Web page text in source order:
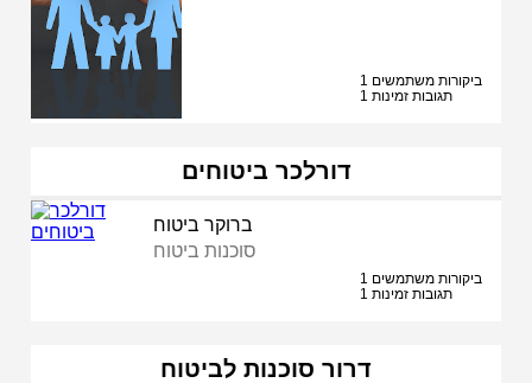
1 ביקורות משתמשים
1 תגובות זמינות
דורלכר ביטוחים
ברוקר ביטוח
סוכנות ביטוח
1 ביקורות משתמשים
1 תגובות זמינות
דרור סוכנות לביטוח